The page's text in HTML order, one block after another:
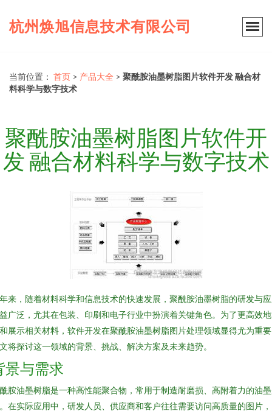
杭州焕旭信息技术有限公司
当前位置： 首页 > 产品大全 > 聚酰胺油墨树脂图片软件开发 融合材
料科学与数字技术
聚酰胺油墨树脂图片软件开
发 融合材料科学与数字技术
来，随着材料科学和信息技术的快速发展，聚酰胺油墨树脂的研发与
广泛，尤其在包装、印刷和电子行业中扮演着关键角色。为了更高效
展示相关材料，软件开发在聚酰胺油墨树脂图片处理领域显得尤为重
将探讨这一领域的背景、挑战、解决方案及未来趋势。
景与需求
胺油墨树脂是一种高性能聚合物，常用于制造耐磨损、高附着力的油
在实际应用中，研发人员、供应商和客户往往需要访问高质量的图片